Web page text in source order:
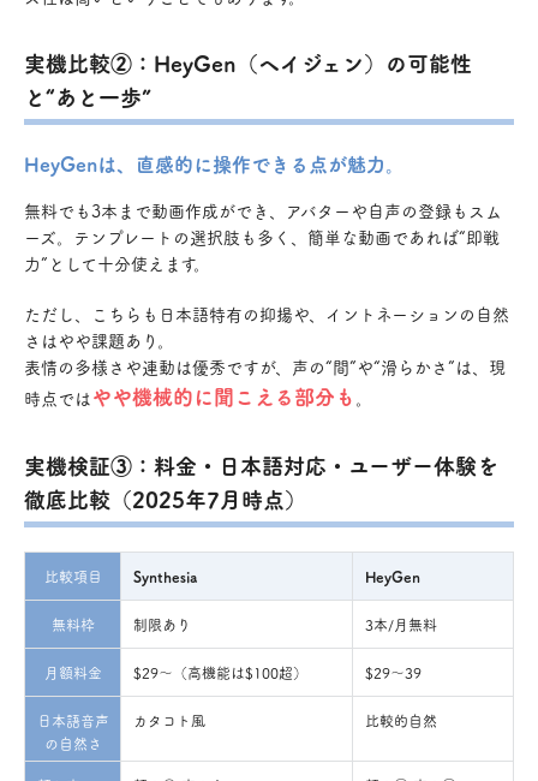
実機比較②：HeyGen（ヘイジェン）の可能性
と“あと一歩”
HeyGenは、直感的に操作できる点が魅力。
無料でも3本まで動画作成ができ、アバターや自声の登録もスム
ーズ。テンプレートの選択肢も多く、簡単な動画であれば“即戦
力”として十分使えます。
ただし、こちらも日本語特有の抑揚や、イントネーションの自然
さはやや課題あり。
表情の多様さや連動は優秀ですが、声の“間”や“滑らかさ”は、現
時点では やや機械的に聞こえる部分も 。
実機検証③：料金・日本語対応・ユーザー体験を
徹底比較（2025年7月時点）
比較項目 Synthesia HeyGen
無料枠 制限あり 3本/月無料
月額料金 $29〜（高機能は$100超） $29〜39
日本語音声
の自然さ
カタコト風 比較的自然